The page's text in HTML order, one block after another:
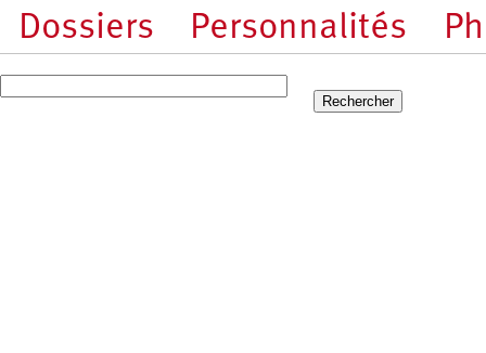
Dossiers Personnalités